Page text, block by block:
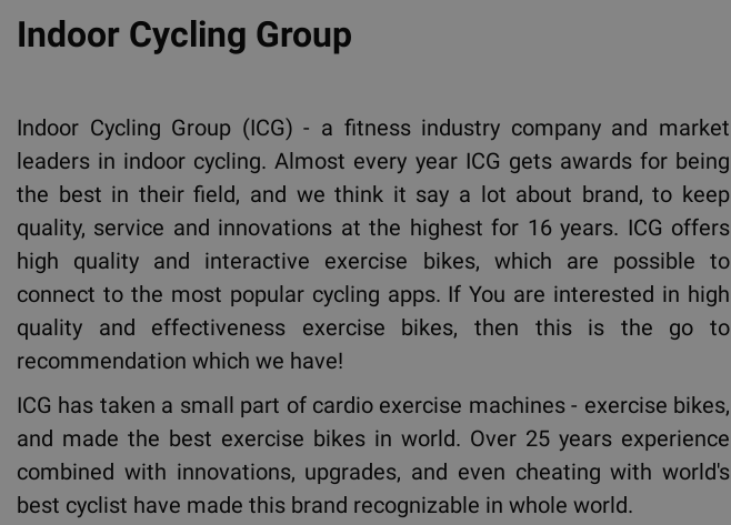
Indoor Cycling Group
Indoor Cycling Group (ICG) - a fitness industry company and market
leaders in indoor cycling. Almost every year ICG gets awards for being
the best in their field, and we think it say a lot about brand, to keep
quality, service and innovations at the highest for 16 years. ICG offers
high quality and interactive exercise bikes, which are possible to
connect to the most popular cycling apps. If You are interested in high
quality and effectiveness exercise bikes, then this is the go to
recommendation which we have!
ICG has taken a small part of cardio exercise machines - exercise bikes,
and made the best exercise bikes in world. Over 25 years experience
combined with innovations, upgrades, and even cheating with world's
best cyclist have made this brand recognizable in whole world.